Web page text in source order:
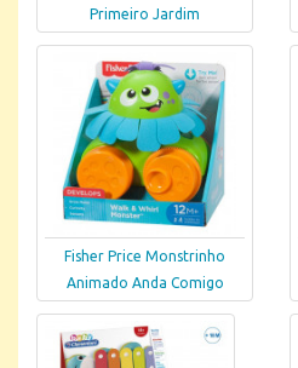
Primeiro Jardim
Fisher Price Monstrinho
Animado Anda Comigo